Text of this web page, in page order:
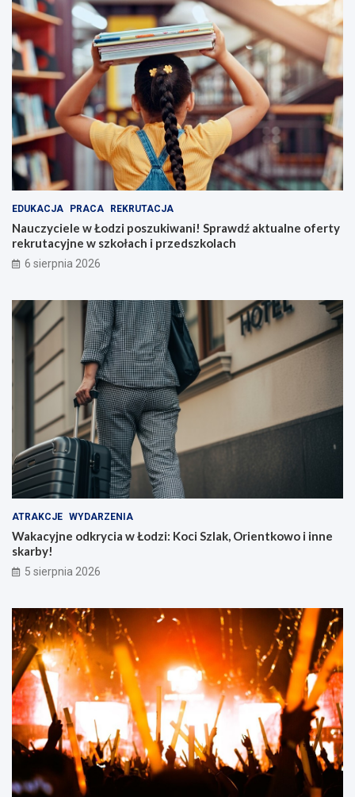
EDUKACJA PRACA REKRUTACJA
Nauczyciele w Łodzi poszukiwani! Sprawdź aktualne oferty
rekrutacyjne w szkołach i przedszkolach
6 sierpnia 2026
ATRAKCJE WYDARZENIA
Wakacyjne odkrycia w Łodzi: Koci Szlak, Orientkowo i inne
skarby!
5 sierpnia 2026